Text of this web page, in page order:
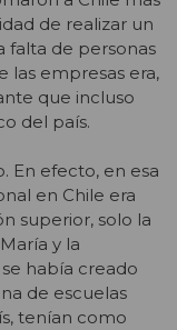
de realizar un
falta de personas
las empresas era,
que incluso
del país.
En efecto, en esa
en Chile era
superior, solo la
y la
había creado
de escuelas
tenían como